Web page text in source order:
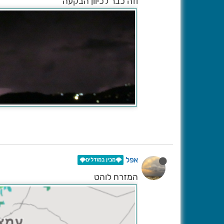
אפל 🌩️מבין במודלים🌩️
המזרח לוהט